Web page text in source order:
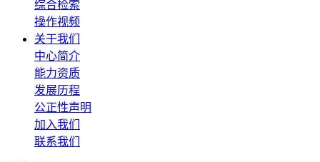
综合检索
操作视频
关于我们
中心简介
能力资质
发展历程
公正性声明
加入我们
联系我们